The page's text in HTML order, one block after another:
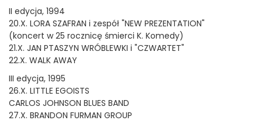
II edycja, 1994
20.X. LORA SZAFRAN i zespół "NEW PREZENTATION"
(koncert w 25 rocznicę śmierci K. Komedy)
21.X. JAN PTASZYN WRÓBLEWKI i "CZWARTET"
22.X. WALK AWAY
III edycja, 1995
26.X. LITTLE EGOISTS
CARLOS JOHNSON BLUES BAND
27.X. BRANDON FURMAN GROUP